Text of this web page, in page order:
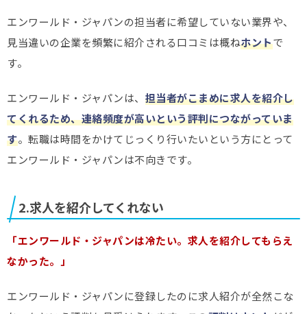
エンワールド・ジャパンの担当者に希望していない業界や、
見当違いの企業を頻繁に紹介される口コミは概ねホントで
す。
エンワールド・ジャパンは、 担当者がこまめに求人を紹介し
てくれるため、連絡頻度が高いという評判につながっていま
す。転職は時間をかけてじっくり行いたいという方にとって
エンワールド・ジャパンは不向きです。
2.求人を紹介してくれない
「エンワールド・ジャパンは冷たい。求人を紹介してもらえ
なかった。」
エンワールド・ジャパンに登録したのに求人紹介が全然こな